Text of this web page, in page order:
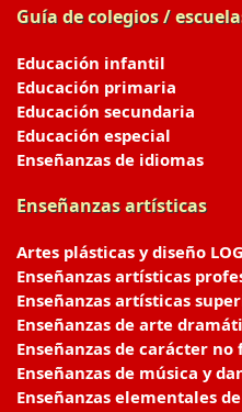
Guía de colegios /
Educación infantil
Educación primaria
Educación secundaria
Educación especial
Enseñanzas de idiomas
Enseñanzas artísticas
Artes plásticas y diseño
Enseñanzas artísticas
Enseñanzas artísticas
Enseñanzas de arte
Enseñanzas de carácter
Enseñanzas de música y
Enseñanzas elementales